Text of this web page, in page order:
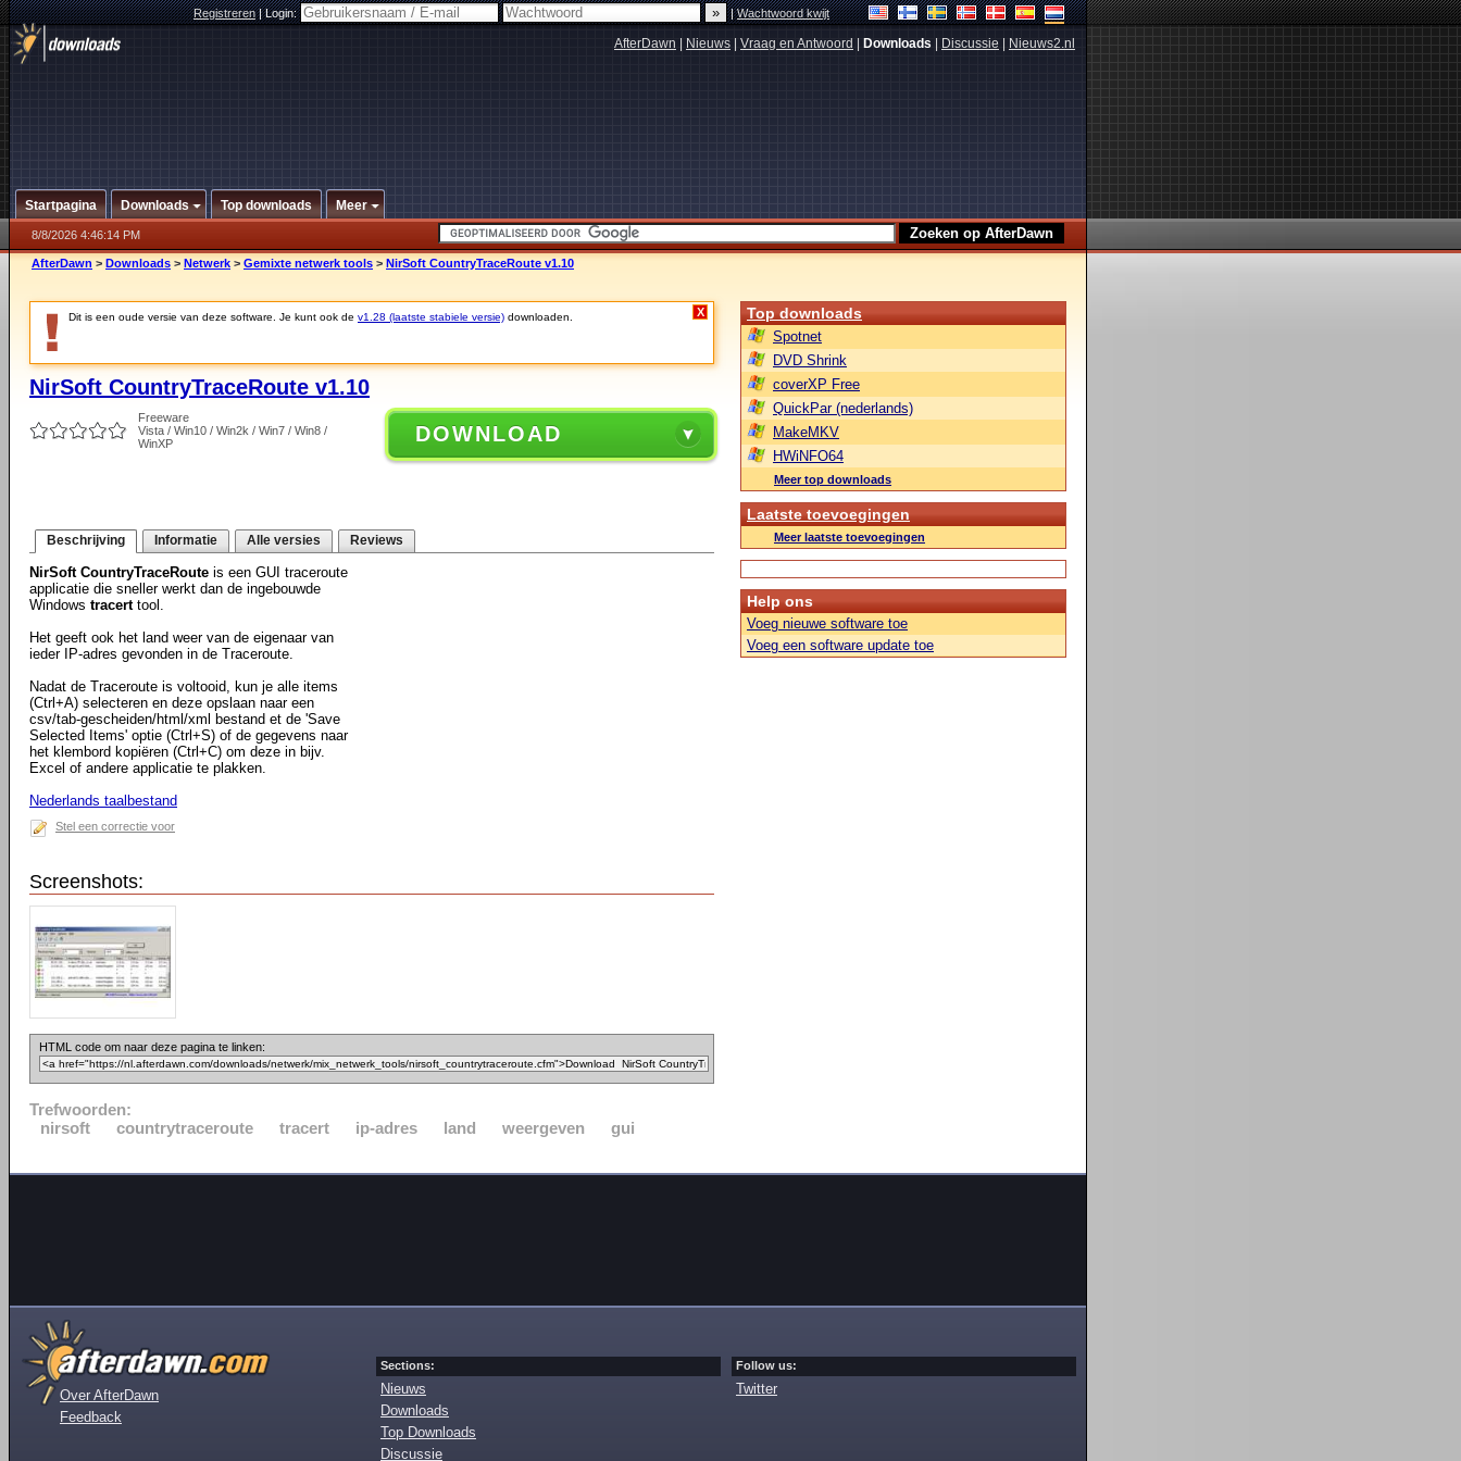
Registreren|Login: |Wachtwoord kwijt
AfterDawn Nieuws Vraag en Antwoord Downloads Discussie Nieuws2.nl
Startpagina Downloads Top downloads Meer
8/8/2026 4:46:14 PM
AfterDawn > Downloads > Netwerk > Gemixte netwerk tools > NirSoft CountryTraceRoute v1.10
Dit is een oude versie van deze software. Je kunt ook de v1.28 (laatste stabiele versie) downloaden. X
NirSoft CountryTraceRoute v1.10
Freeware
Vista / Win10 / Win2k / Win7 / Win8 /
WinXP
DOWNLOAD
Beschrijving Informatie Alle versies Reviews
NirSoft CountryTraceRoute is een GUI traceroute
applicatie die sneller werkt dan de ingebouwde
Windows tracerttool.
Het geeft ook het land weer van de eigenaar van
ieder IP-adres gevonden in de Traceroute.
Nadat de Traceroute is voltooid, kun je alle items
(Ctrl+A) selecteren en deze opslaan naar een
csv/tab-gescheiden/html/xml bestand et de 'Save
Selected Items' optie (Ctrl+S) of de gegevens naar
het klembord kopiëren (Ctrl+C) om deze in bijv.
Excel of andere applicatie te plakken.
Nederlands taalbestand
Stel een correctie voor
Screenshots:
HTML code om naar deze pagina te linken:
Trefwoorden:
nirsoft
countrytraceroute tracert ip-adres land weergeven gui
Top downloads
Spotnet
DVD Shrink
coverXP Free
QuickPar (nederlands)
MakeMKV
HWiNFO64
Meer top downloads
Laatste toevoegingen
Meer laatste toevoegingen
Help ons
Voeg nieuwe software toe
Voeg een software update toe
Over AfterDawn
Feedback
Sections:
Nieuws
Downloads
Top Downloads
Discussie
Follow us:
Twitter